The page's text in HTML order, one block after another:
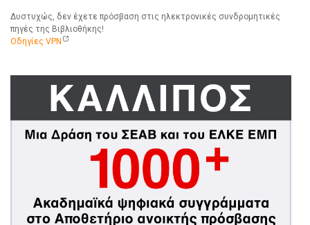
Δυστυχώς, δεν έχετε πρόσβαση στις ηλεκτρονικές συνδρομητικές
πηγές της Βιβλιοθήκης!
Οδηγίες VPN